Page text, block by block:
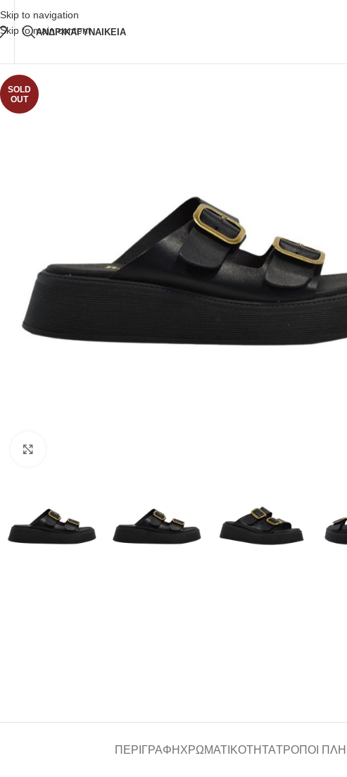
Skip to navigation
Skip to main content
Δωρεάν Μεταφορικά
ΑΝΔΡΙΚΑΓΥΝΑΙΚΕΙΑ
SOLD
OUT
ΠΕΡΙΓΡΑΦΉ ΧΡΩΜΑΤΙΚΌΤΗΤΑΤΡΌΠΟΙ